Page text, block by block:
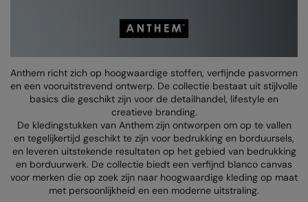
AWDis Ecologie
AWDis Just Cool
AWDis Just Hoods
AWDis Just Polo's
AWDis So Denim
B&C Collection
Babybugz
Bagbase
Beechfield
Build Your Brand
RalaJet
RalaMugs
Ready Range
Resolute Ink
The Magic Touch
Anthem richt zich op hoogwaardige stoffen, verfijnde pasvormen
en een vooruitstrevend ontwerp. De collectie bestaat uit stijlvolle
basics die geschikt zijn voor de detailhandel, lifestyle en
creatieve branding.
De kledingstukken van Anthem zijn ontworpen om op te vallen
en tegelijkertijd geschikt te zijn voor bedrukking en borduursels,
en leveren uitstekende resultaten op het gebied van bedrukking
en borduurwerk. De collectie biedt een verfijnd blanco canvas
voor merken die op zoek zijn naar hoogwaardige kleding op maat
met persoonlijkheid en een moderne uitstraling.